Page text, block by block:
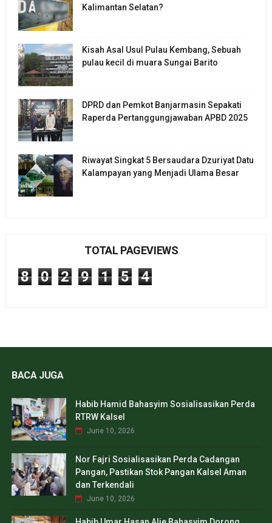
Kalimantan Selatan?
Kisah Asal Usul Pulau Kembang, Sebuah
pulau kecil di muara Sungai Barito
DPRD dan Pemkot Banjarmasin Sepakati
Raperda Pertanggungjawaban APBD 2025
Riwayat Singkat 5 Bersaudara Dzuriyat Datu
Kalampayan yang Menjadi Ulama Besar
TOTAL PAGEVIEWS
8 0 2 9 1 5 4
BACA JUGA
Habib Hamid Bahasyim Sosialisasikan Perda
RTRW Kalsel
June 10, 2026
Nor Fajri Sosialisasikan Perda Cadangan
Pangan, Pastikan Stok Pangan Kalsel Aman
dan Terkendali
June 10, 2026